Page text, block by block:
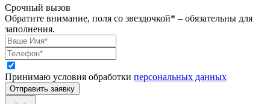
Срочный вызов
Обратите внимание, поля со звездочкой* – обязательны для
заполнения.
Принимаю условия обработки персональных данных
Отправить заявку